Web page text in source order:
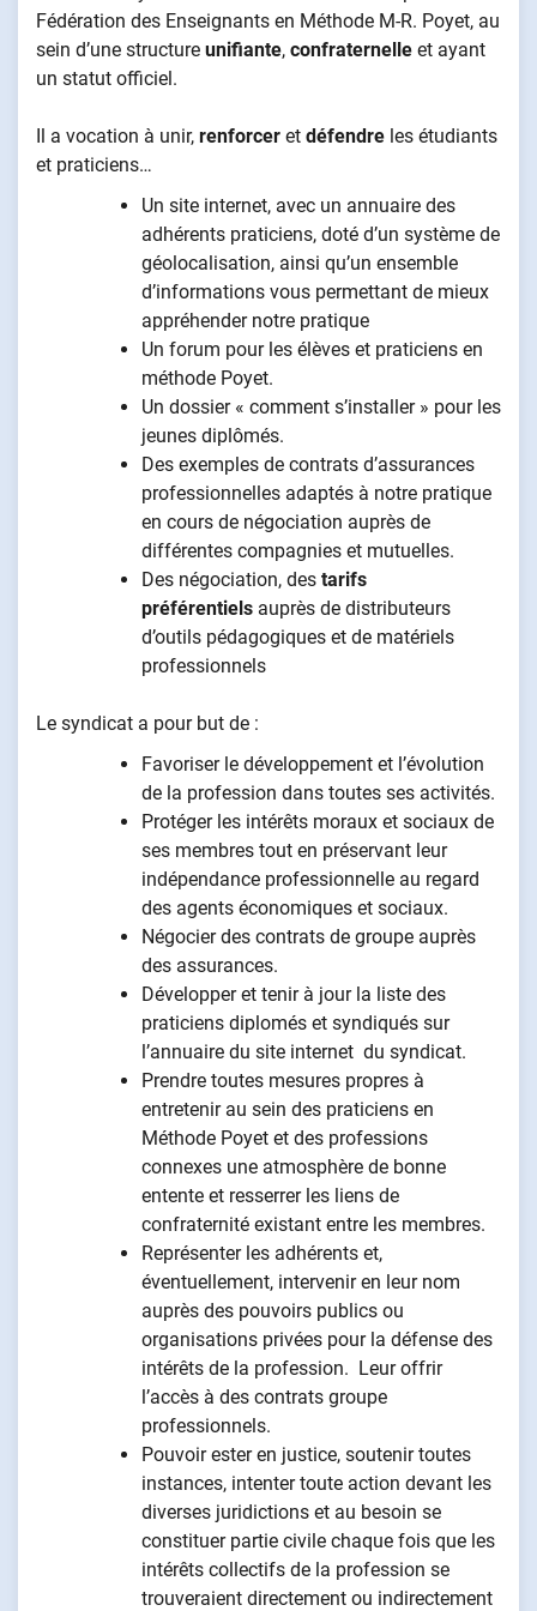
Fédération des Enseignants en Méthode M-R. Poyet, au
sein d’une structure unifiante, confraternelle et ayant
un statut officiel.
Il a vocation à unir, renforcer et défendre les étudiants
et praticiens…
Un site internet, avec un annuaire des
adhérents praticiens, doté d’un système de
géolocalisation, ainsi qu’un ensemble
d’informations vous permettant de mieux
appréhender notre pratique
Un forum pour les élèves et praticiens en
méthode Poyet.
Un dossier « comment s’installer » pour les
jeunes diplômés.
Des exemples de contrats d’assurances
professionnelles adaptés à notre pratique
en cours de négociation auprès de
différentes compagnies et mutuelles.
Des négociation, des tarifs
préférentiels auprès de distributeurs
d’outils pédagogiques et de matériels
professionnels
Le syndicat a pour but de :
Favoriser le développement et l’évolution
de la profession dans toutes ses activités.
Protéger les intérêts moraux et sociaux de
ses membres tout en préservant leur
indépendance professionnelle au regard
des agents économiques et sociaux.
Négocier des contrats de groupe auprès
des assurances.
Développer et tenir à jour la liste des
praticiens diplomés et syndiqués sur
l’annuaire du site internet du syndicat.
Prendre toutes mesures propres à
entretenir au sein des praticiens en
Méthode Poyet et des professions
connexes une atmosphère de bonne
entente et resserrer les liens de
confraternité existant entre les membres.
Représenter les adhérents et,
éventuellement, intervenir en leur nom
auprès des pouvoirs publics ou
organisations privées pour la défense des
intérêts de la profession. Leur offrir
l’accès à des contrats groupe
professionnels.
Pouvoir ester en justice, soutenir toutes
instances, intenter toute action devant les
diverses juridictions et au besoin se
constituer partie civile chaque fois que les
intérêts collectifs de la profession se
trouveraient directement ou indirectement